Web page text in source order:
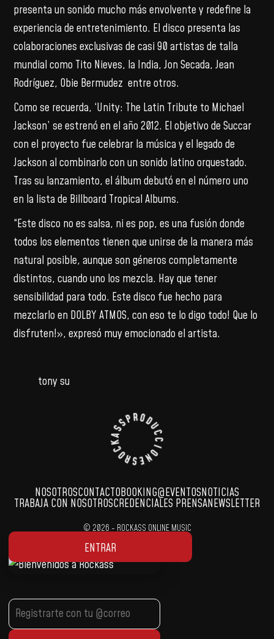
presenta un sonido mucho más envolvente y redefine la
experiencia de entretenimiento. El disco presenta las
colaboraciones exclusivas de casi 90 artistas de talla
mundial como Tito Nieves, la India, Jon Secada, Jean
Rodríguez, Obie Bermudez entre otros.
Como se recuerda, ‘Unity: The Latin Tribute to Michael
Jackson’ se estrenó en el año 2012. El objetivo de Succar
con el proyecto fue celebrar la música y el legado de
Jackson al combinarlo con un sonido latino orquestado.
Tras su lanzamiento, el álbum debutó en el número uno
en la lista de Billboard Tropical Albums.
“Este disco no es salsa, ni es pop, es una fusión donde
todos los elementos tienen que unirse de la manera más
natural posible, aunque son géneros completamente
distintos, cuando uno los mezcla. Hay que tener
sensibilidad para todo. Este disco fue hecho para
mezclarlo en DOLBY ATMOS, con eso te lo digo todo! Que lo
disfruten!», expresó muy emocionado el artista.
tony su
NOSOTROSCONTACTOBOOKING@EVENTOSNOTICIAS
TRABAJA CON NOSOTROSCREDENCIALES PRENSANEWSLETTER
© 2026 - ROCKASS ONLINE MUSIC
Developed by:
ENTRAR